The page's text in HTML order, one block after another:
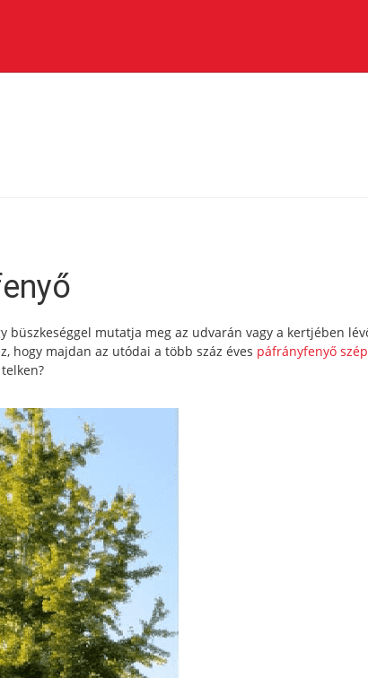
büszkeséggel mutatja meg az udvarán vagy a kertjében
hogy majdan az utódai a több száz éves páfrányfenyő